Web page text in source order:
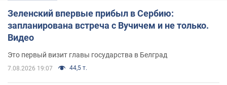
Зеленский впервые прибыл в Сербию:
запланирована встреча с Вучичем и не только.
Видео
Это первый визит главы государства в Белград
7.08.2026 19:07 44,5 т.